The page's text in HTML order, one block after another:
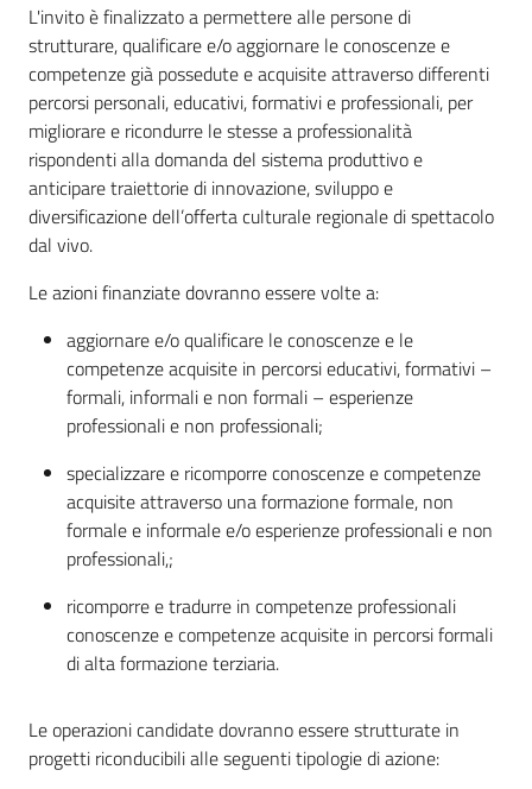
L'invito è finalizzato a permettere alle persone di
strutturare, qualificare e/o aggiornare le conoscenze e
competenze già possedute e acquisite attraverso differenti
percorsi personali, educativi, formativi e professionali, per
migliorare e ricondurre le stesse a professionalità
rispondenti alla domanda del sistema produttivo e
anticipare traiettorie di innovazione, sviluppo e
diversificazione dell’offerta culturale regionale di spettacolo
dal vivo.
Le azioni finanziate dovranno essere volte a:
aggiornare e/o qualificare le conoscenze e le
competenze acquisite in percorsi educativi, formativi –
formali, informali e non formali – esperienze
professionali e non professionali;
specializzare e ricomporre conoscenze e competenze
acquisite attraverso una formazione formale, non
formale e informale e/o esperienze professionali e non
professionali,;
ricomporre e tradurre in competenze professionali
conoscenze e competenze acquisite in percorsi formali
di alta formazione terziaria.
Le operazioni candidate dovranno essere strutturate in
progetti riconducibili alle seguenti tipologie di azione: